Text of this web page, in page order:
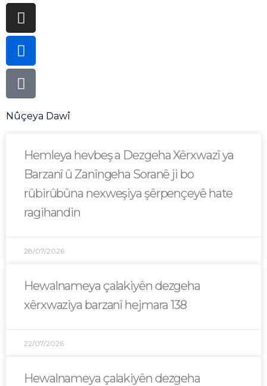
Nûçeya Dawî
Hemleya hevbeş a Dezgeha Xêrxwazî ya
Barzanî û Zanîngeha Soranê ji bo
rûbirûbûna nexweşiya şêrpençeyê hate
ragihandin
28/07/2026
Hewalnameya çalakiyên dezgeha
xêrxwaziya barzanî hejmara 138
22/07/2026
Hewalnameya çalakiyên dezgeha